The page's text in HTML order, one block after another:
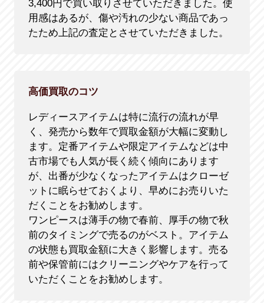
3,400円で買い取りさせていただきました。使
用感はあるが、傷や汚れの少ない商品であっ
たため上記の査定とさせていただきました。
高価買取のコツ
レディースアイテムは特に流行の流れが早
く、発売から数年で買取金額が大幅に変動し
ます。定番アイテムや限定アイテムなどは中
古市場でも人気が長く続く傾向にあります
が、出番が少なくなったアイテムはクローゼ
ットに眠らせておくより、早めにお売りいた
だくことをお勧めします。
ワンピースは薄手の物で春前、厚手の物で秋
前のタイミングで売るのがベスト。アイテム
の状態も買取金額に大きく影響します。売る
前や保管前にはクリーニングやケアを行って
いただくことをお勧めします。